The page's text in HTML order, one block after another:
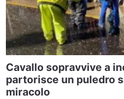
Cavallo sopravvive a
partorisce un puledro
miracolo